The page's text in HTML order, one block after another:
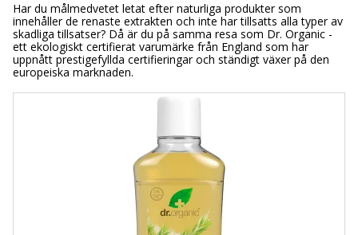
Har du målmedvetet letat efter naturliga produkter som
innehåller de renaste extrakten och inte har tillsatts alla typer av
skadliga tillsatser? Då är du på samma resa som Dr. Organic -
ett ekologiskt certifierat varumärke från England som har
uppnått prestigefyllda certifieringar och ständigt växer på den
europeiska marknaden.